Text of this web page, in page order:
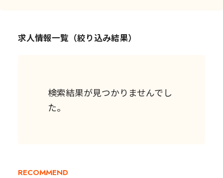
求人情報一覧（絞り込み結果）
検索結果が見つかりませんでし
た。
RECOMMEND